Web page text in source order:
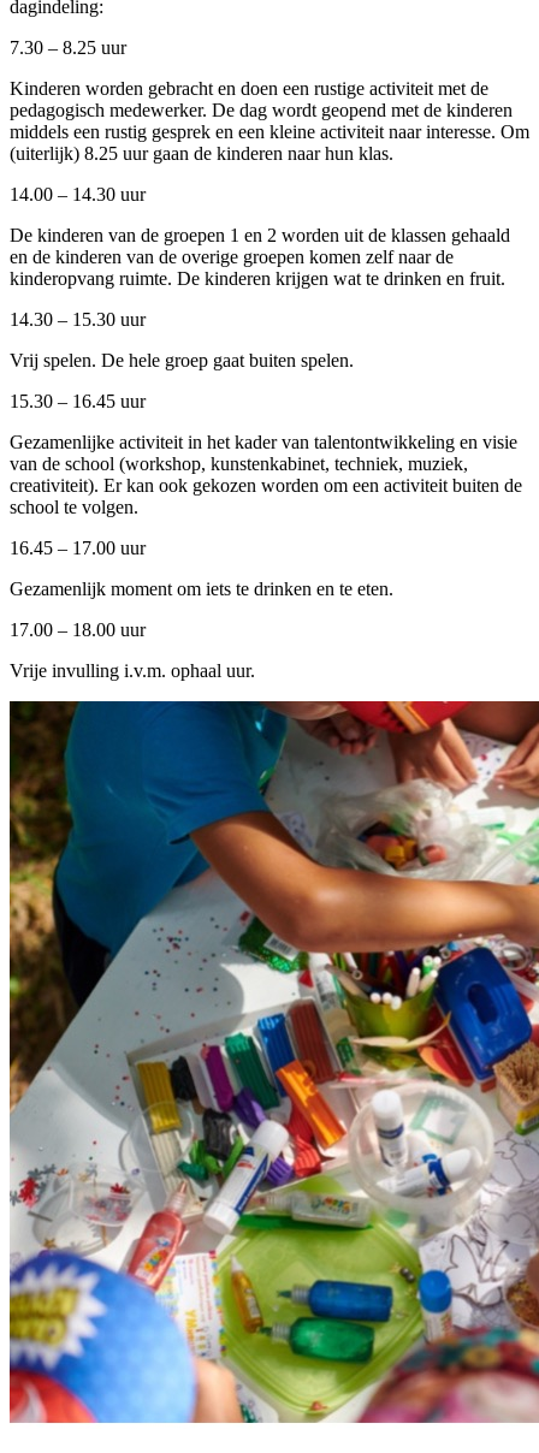
dagindeling:
7.30 – 8.25 uur
Kinderen worden gebracht en doen een rustige activiteit met de
pedagogisch medewerker. De dag wordt geopend met de kinderen
middels een rustig gesprek en een kleine activiteit naar interesse. Om
(uiterlijk) 8.25 uur gaan de kinderen naar hun klas.
14.00 – 14.30 uur
De kinderen van de groepen 1 en 2 worden uit de klassen gehaald
en de kinderen van de overige groepen komen zelf naar de
kinderopvang ruimte. De kinderen krijgen wat te drinken en fruit.
14.30 – 15.30 uur
Vrij spelen. De hele groep gaat buiten spelen.
15.30 – 16.45 uur
Gezamenlijke activiteit in het kader van talentontwikkeling en visie
van de school (workshop, kunstenkabinet, techniek, muziek,
creativiteit). Er kan ook gekozen worden om een activiteit buiten de
school te volgen.
16.45 – 17.00 uur
Gezamenlijk moment om iets te drinken en te eten.
17.00 – 18.00 uur
Vrije invulling i.v.m. ophaal uur.